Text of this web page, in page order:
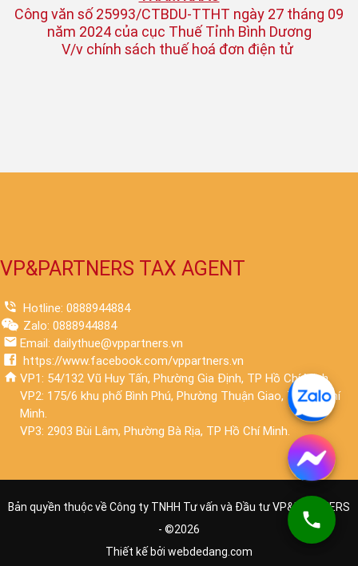
Công văn số 25993/CTBDU-TTHT ngày 27 tháng 09
năm 2024 của cục Thuế Tỉnh Bình Dương
V/v chính sách thuế hoá đơn điện tử
VP&PARTNERS TAX AGENT
Hotline: 0888944884
Zalo: 0888944884
Email: dailythue@vppartners.vn
https://www.facebook.com/vppartners.vn
VP1: 54/132 Vũ Huy Tấn, Phường Gia Định, TP Hồ Chí Minh.
VP2: 175/6 khu phố Bình Phú, Phường Thuận Giao, TP Hồ Chí
Minh.
VP3: 2903 Bùi Lâm, Phường Bà Rịa, TP Hồ Chí Minh.
Bản quyền thuộc về Công ty TNHH Tư vấn và Đầu tư VP&PARTNERS
- ©2026
Thiết kế bởi webdedang.com